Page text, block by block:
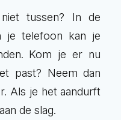
tussen? In de
je telefoon kan je
Kom je er nu
past? Neem dan
Als je het aandurft
de slag.